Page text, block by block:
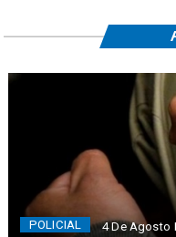
POLICIAL 4 De Agosto